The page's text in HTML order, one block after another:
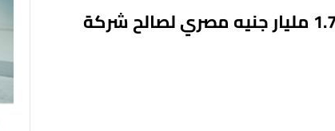
سي آي كابيتال: إصدار سندات توريق بقيمة 1.77 مليار جنيه مصري لصالح شركة